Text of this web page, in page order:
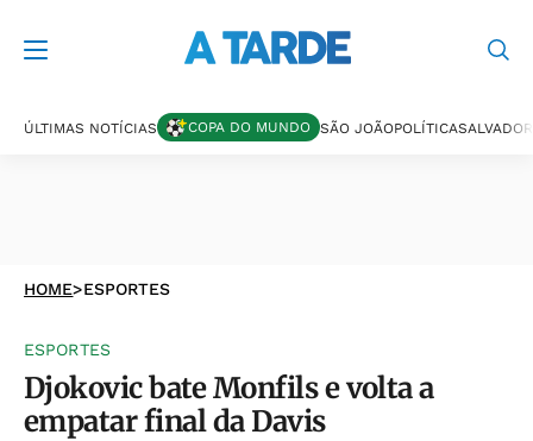
ÚLTIMAS NOTÍCIAS COPA DO MUNDO SÃO JOÃOPOLÍTICASALVADOR
HOME>ESPORTES
ESPORTES
Djokovic bate Monfils e volta a
empatar final da Davis